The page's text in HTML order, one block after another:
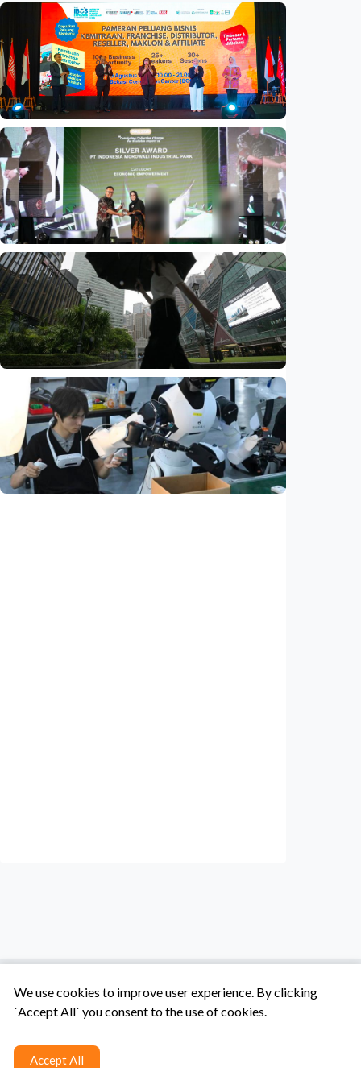
Ekonomi
Mau buka usaha? 100+ ‘brand’ hadir di IBOS
EXPO 2026 Bekasi
Indonesia•09 Aug 2026
Ekonomi
Penjualan UMKM binaan naik 97 persen,
program CSR Kawasan Industri Morowali
Raih Penghargaan ISRA 2026
Indonesia•09 Aug 2026
Ekonomi
Biaya usaha naik, perusahaan Singapura
justru lirik Indonesia untuk perluas bisnis
Indonesia•07 Aug 2026
We use cookies to improve user experience. By clicking
`Accept All` you consent to the use of cookies.
Accept All